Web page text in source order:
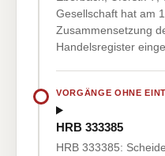
Gesellschaft hat am
Zusammensetzung
Handelsregister
VORGÄNGE OHNE
HRB 333385
HRB 333385: